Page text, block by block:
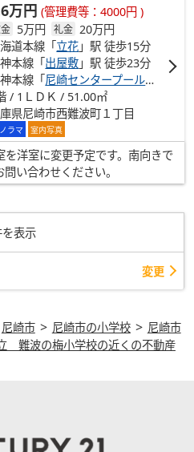
万円 (管理費等：4000円 )
5万円 礼金 20万円
道本線「 立花 」駅 徒歩15分
本線「 出屋敷 」駅 徒歩23分
本線「 尼崎センタープール前
/ 1ＬＤＫ / 51.00㎡
県尼崎市西難波町１丁目
ラマ 室内写真
洋室に変更予定です。南向きで
い合わせください。
表示
変更
尼崎市 > 尼崎市の小学校 > 尼崎市
難波の梅小学校の近くの不動産